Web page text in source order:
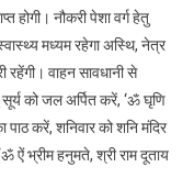
होगी। नौकरी पेशा वर्ग हेतु
मध्यम रहेगा अस्थि, नेत्र
रहेंगी। वाहन सावधानी से
को जल अर्पित करें, ‘ॐ घृणि
पाठ करें, शनिवार को शनि मंदिर
ऐं भ्रीम हनुमते, श्री राम दूताय